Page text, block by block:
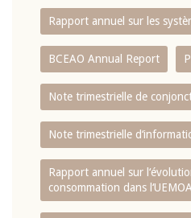
Rapport annuel sur les
BCEAO Annual Report
Note trimestrielle de
Note trimestrielle
Rapport annuel sur
consommation dans